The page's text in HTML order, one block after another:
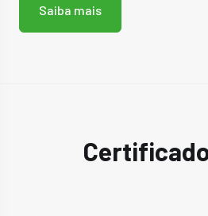
Saiba mais